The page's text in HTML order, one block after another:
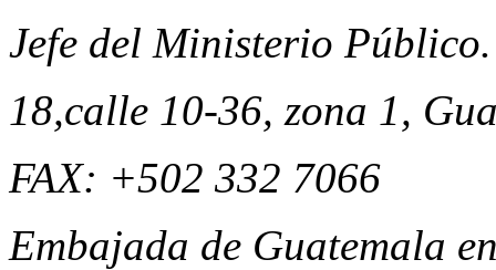
Jefe del Ministerio Público.
18,calle 10-36, zona 1,
FAX: +502 332 7066
Embajada de Guatemala